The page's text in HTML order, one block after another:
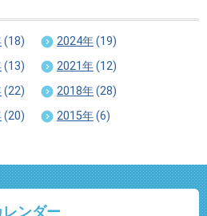
(18) 2024年(19)
(13) 2021年(12)
(22) 2018年(28)
(20) 2015年(6)
レンダー